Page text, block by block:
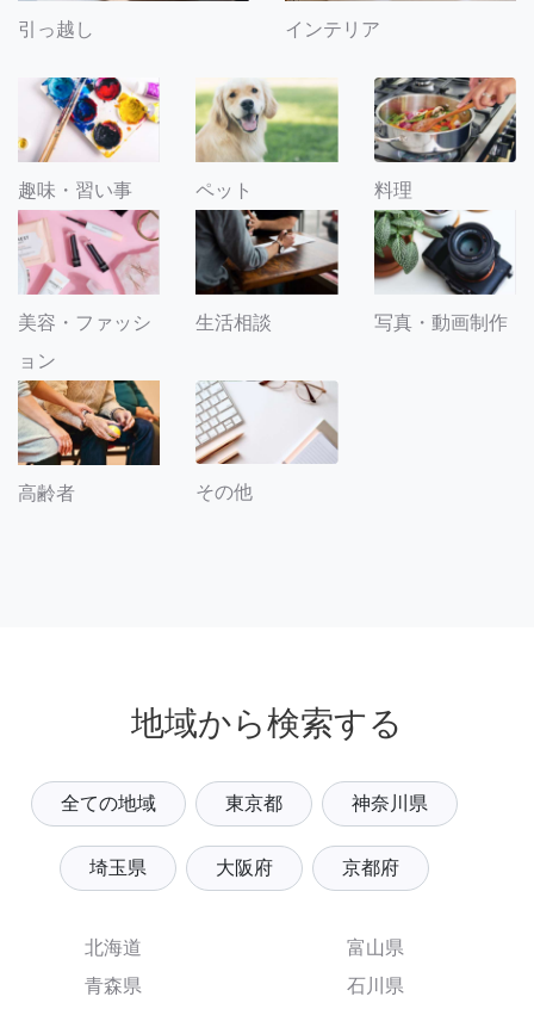
引っ越し インテリア
趣味・習い事 ペット 料理
美容・ファッシ
ョン
生活相談 写真・動画制作
高齢者 その他
地域から検索する
全ての地域 東京都 神奈川県
埼玉県 大阪府 京都府
北海道
青森県
富山県
石川県